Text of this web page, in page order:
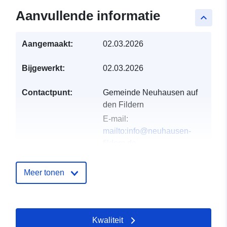
keyboard_arrow_up
Aanvullende informatie
Aangemaakt: 02.03.2026
Bijgewerkt: 02.03.2026
Contactpunt:
Gemeinde Neuhausen auf
den Fildern
E-mail:
mailto:info@neuhausen-
http://www.neuhausen-
fildern.de
Meer tonen
Kwaliteit